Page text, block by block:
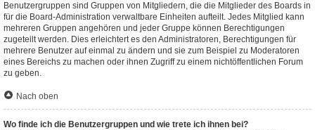
Benutzergruppen sind Gruppen von Mitgliedern, die die Mitglieder des Boards in
für die Board-Administration verwaltbare Einheiten aufteilt. Jedes Mitglied kann
mehreren Gruppen angehören und jeder Gruppe können Berechtigungen
zugeteilt werden. Dies erleichtert es den Administratoren, Berechtigungen für
mehrere Benutzer auf einmal zu ändern und sie zum Beispiel zu Moderatoren
eines Bereichs zu machen oder ihnen Zugriff zu einem nichtöffentlichen Forum
zu geben.
Nach oben
Wo finde ich die Benutzergruppen und wie trete ich ihnen bei?